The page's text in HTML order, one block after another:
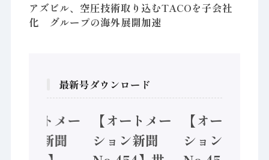
アズビル、空圧技術取り込むTACOを子会社
化 グループの海外展開加速
最新号ダウンロード
【オートメー
ション新聞
【オートメー
ション新聞
【オートメー
ション新聞